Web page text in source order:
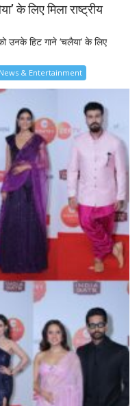
के लिए मिला राष्ट्रीय
उनके हिट गाने ‘चलैया’ के लिए
News & Entertainment